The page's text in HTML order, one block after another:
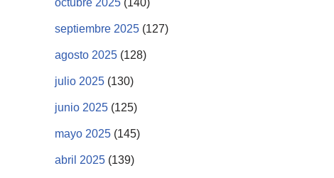
septiembre 2025 (127)
agosto 2025 (128)
julio 2025 (130)
junio 2025 (125)
mayo 2025 (145)
abril 2025 (139)